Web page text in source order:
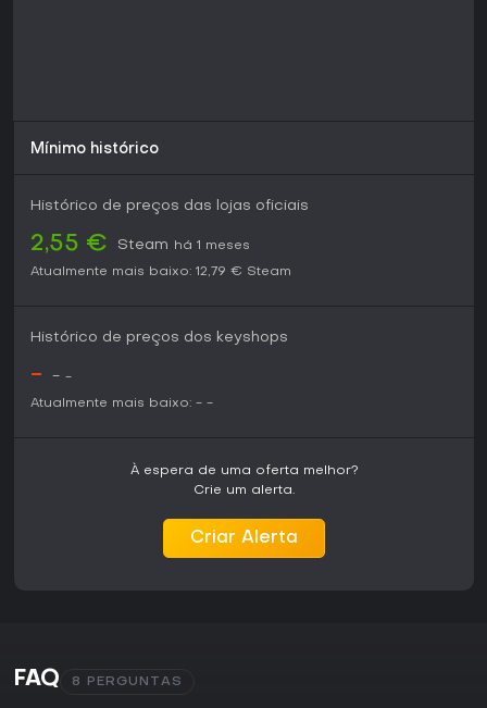
Mínimo histórico
Histórico de preços das lojas oficiais
2,55 € Steam
há 1 meses
Atualmente mais baixo: 12,79 € Steam
Histórico de preços dos keyshops
- - -
Atualmente mais baixo: - -
À espera de uma oferta melhor?
Crie um alerta.
Criar Alerta
FAQ 8 PERGUNTAS